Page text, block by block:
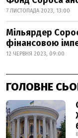
7 ЛИСТОПАДА 2023, 13:00
Мільярдер
фінансовою
12 ЧЕРВНЯ 2023, 09:00
ГОЛОВНЕ